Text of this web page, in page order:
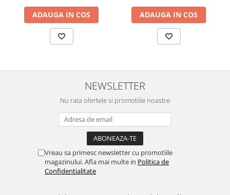
ADAUGA IN COS
included,
802.3af/at,2x10/100/1000
RJ45 Port, Integrated 3 dBi
3x3 MIMO (2.4GHz and
5GHz),250+ Co
ADAUGA IN COS
NEWSLETTER
Nu rata ofertele si promotiile noastre
Vreau sa primesc newsletter cu promotiile
magazinului. Afla mai multe in Politica de
Confidentialitate